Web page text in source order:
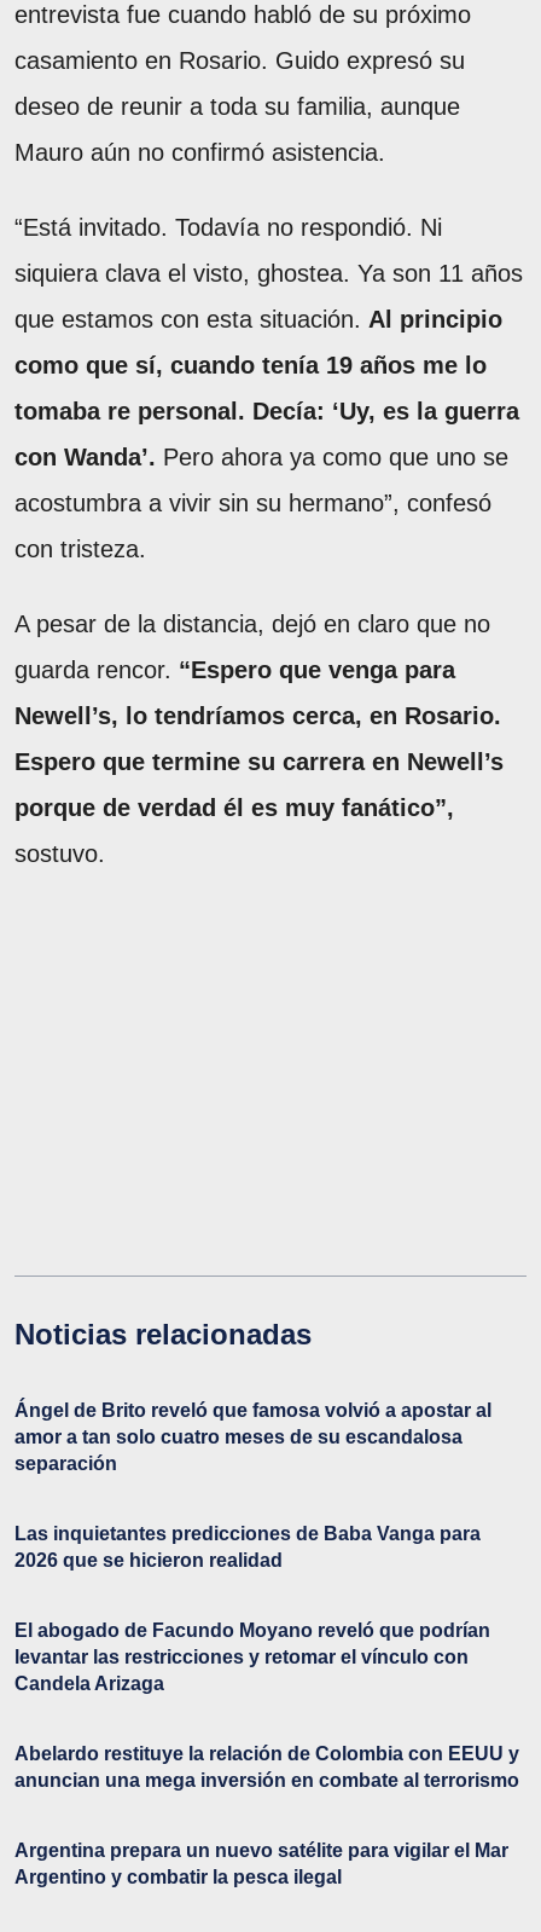
entrevista fue cuando habló de su próximo
casamiento en Rosario. Guido expresó su
deseo de reunir a toda su familia, aunque
Mauro aún no confirmó asistencia.
“Está invitado. Todavía no respondió. Ni
siquiera clava el visto, ghostea. Ya son 11 años
que estamos con esta situación. Al principio
como que sí, cuando tenía 19 años me lo
tomaba re personal. Decía: ‘Uy, es la guerra
con Wanda’. Pero ahora ya como que uno se
acostumbra a vivir sin su hermano”, confesó
con tristeza.
A pesar de la distancia, dejó en claro que no
guarda rencor. “Espero que venga para
Newell’s, lo tendríamos cerca, en Rosario.
Espero que termine su carrera en Newell’s
porque de verdad él es muy fanático”,
sostuvo.
Noticias relacionadas
Ángel de Brito reveló que famosa volvió a apostar al
amor a tan solo cuatro meses de su escandalosa
separación
Las inquietantes predicciones de Baba Vanga para
2026 que se hicieron realidad
El abogado de Facundo Moyano reveló que podrían
levantar las restricciones y retomar el vínculo con
Candela Arizaga
Abelardo restituye la relación de Colombia con EEUU y
anuncian una mega inversión en combate al terrorismo
Argentina prepara un nuevo satélite para vigilar el Mar
Argentino y combatir la pesca ilegal